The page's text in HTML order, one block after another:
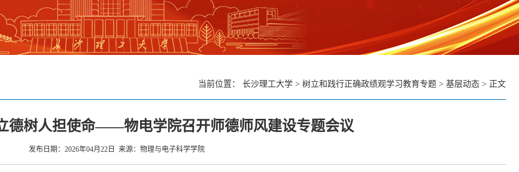
当前位置： 长沙理工大学 > 树立和践行正确政绩观学习教育专题 > 基层动态 > 正文
德树人担使命——物电学院召开师德师风建设专题会议
发布日期：2026年04月22日 来源：物理与电子科学学院